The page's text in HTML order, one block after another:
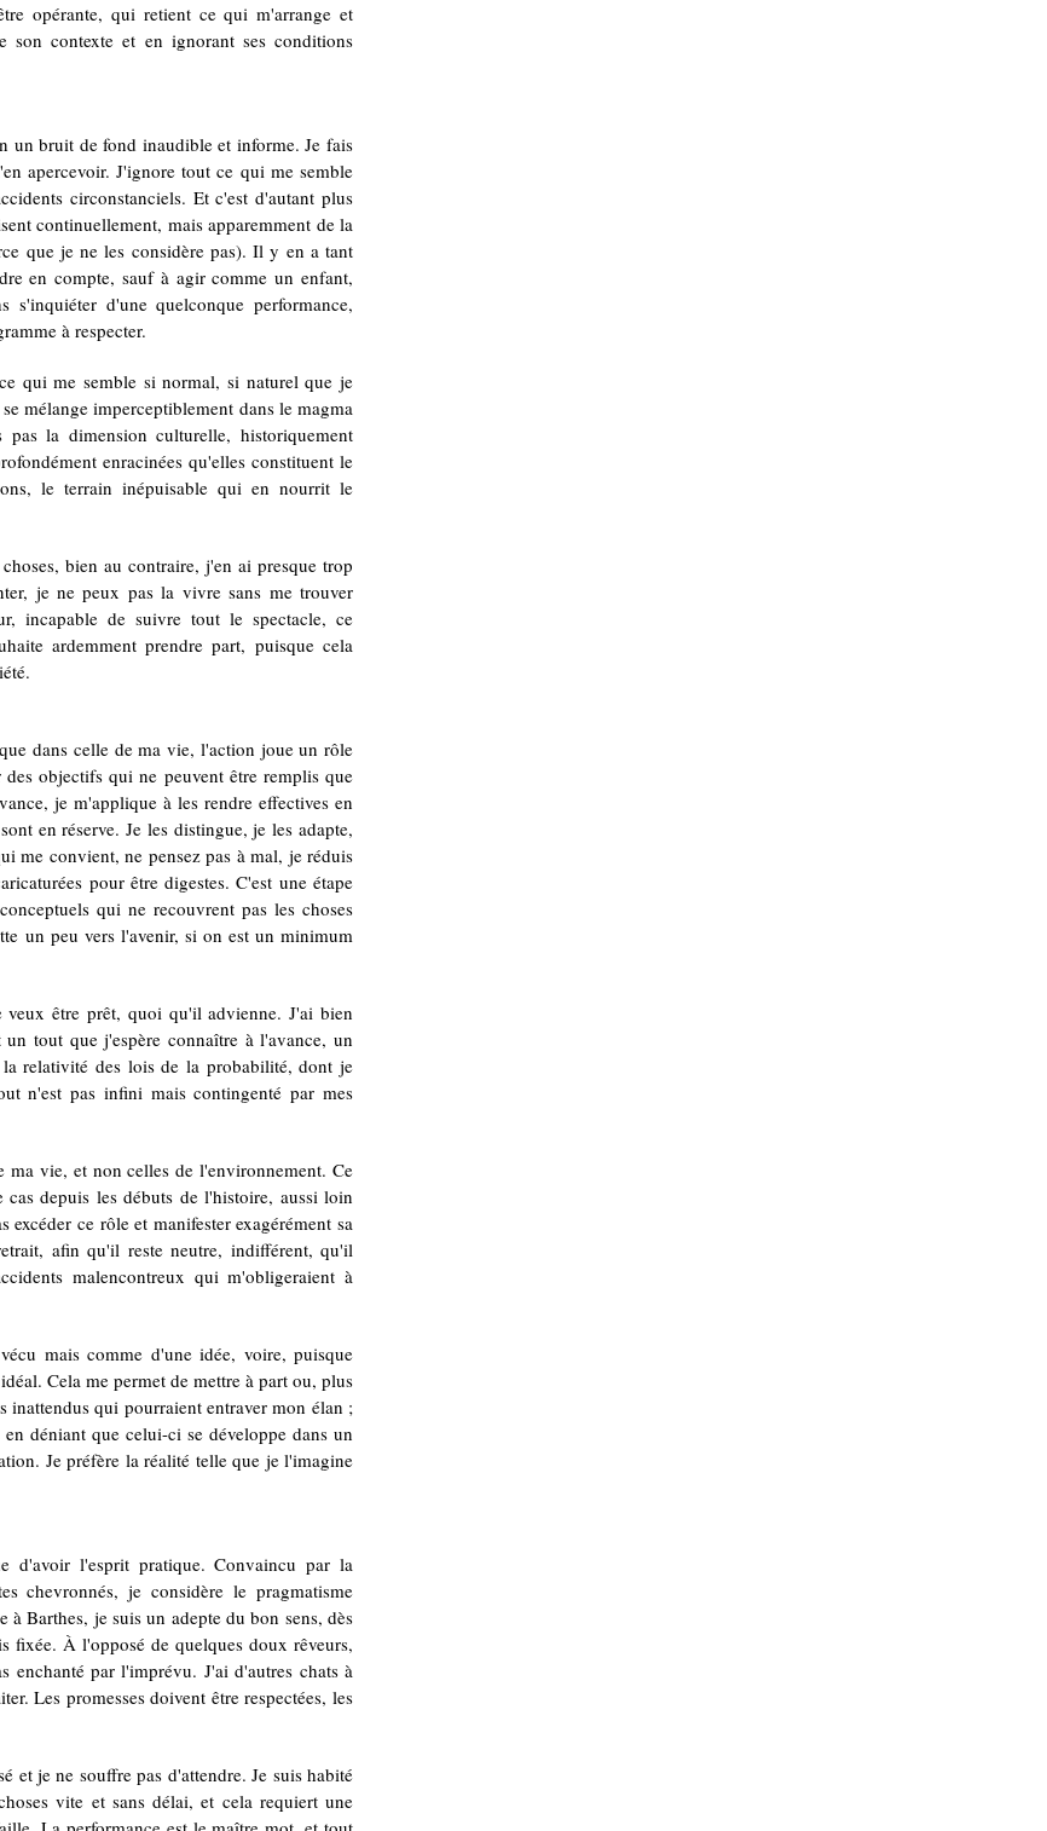
opérante, qui retient ce qui m'arrange et
contexte et en ignorant ses conditions
un bruit de fond inaudible et informe. Je fais
apercevoir. J'ignore tout ce qui me semble
circonstanciels. Et c'est d'autant plus
continuellement, mais apparemment de la
que je ne les considère pas). Il y en a tant
en compte, sauf à agir comme un enfant,
s'inquiéter d'une quelconque performance,
à respecter.
qui me semble si normal, si naturel que je
mélange imperceptiblement dans le magma
la dimension culturelle, historiquement
enracinées qu'elles constituent le
le terrain inépuisable qui en nourrit le
bien au contraire, j'en ai presque trop
je ne peux pas la vivre sans me trouver
incapable de suivre tout le spectacle, ce
ardemment prendre part, puisque cela
dans celle de ma vie, l'action joue un rôle
objectifs qui ne peuvent être remplis que
je m'applique à les rendre effectives en
en réserve. Je les distingue, je les adapte,
me convient, ne pensez pas à mal, je réduis
pour être digestes. C'est une étape
qui ne recouvrent pas les choses
un peu vers l'avenir, si on est un minimum
être prêt, quoi qu'il advienne. J'ai bien
tout que j'espère connaître à l'avance, un
relativité des lois de la probabilité, dont je
n'est pas infini mais contingenté par mes
ma vie, et non celles de l'environnement. Ce
depuis les débuts de l'histoire, aussi loin
ce rôle et manifester exagérément sa
afin qu'il reste neutre, indifférent, qu'il
malencontreux qui m'obligeraient à
mais comme d'une idée, voire, puisque
Cela me permet de mettre à part ou, plus
inattendus qui pourraient entraver mon élan ;
déniant que celui-ci se développe dans un
Je préfère la réalité telle que je l'imagine
d'avoir l'esprit pratique. Convaincu par la
chevronnés, je considère le pragmatisme
Barthes, je suis un adepte du bon sens, dès
À l'opposé de quelques doux rêveurs,
enchanté par l'imprévu. J'ai d'autres chats à
Les promesses doivent être respectées, les
et je ne souffre pas d'attendre. Je suis habité
vite et sans délai, et cela requiert une